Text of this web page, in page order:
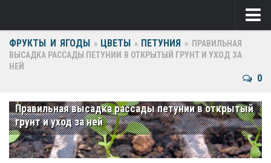
Ягоды
Крыжовник
Малина
ФРУКТЫ И ЯГОДЫ » ЦВЕТЫ » ПЕТУНИЯ » ПРАВИЛЬНАЯ
ВЫСАДКА РАССАДЫ ПЕТУНИИ В ОТКРЫТЫЙ ГРУНТ И УХОД ЗА
НЕЙ
0
Правильная высадка рассады петунии в открытый
грунт и уход за ней